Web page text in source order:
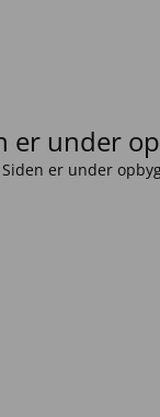
er under
Siden er under